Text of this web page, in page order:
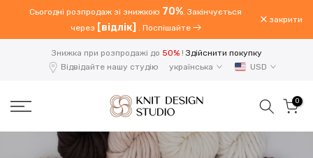
Перейти
Сьогодні розпродаж зі знижкою 70%. Закінчується
через [відлік] . Поспішайте
закрити
Знижка при розпродажі до 50%! Здійснити покупку
Відвідайте нашу студію
українська USD
0